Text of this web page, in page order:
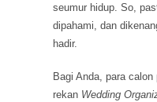
seumur hidup. So,
dipahami, dan
hadir.
Bagi Anda, para
rekan Wedding